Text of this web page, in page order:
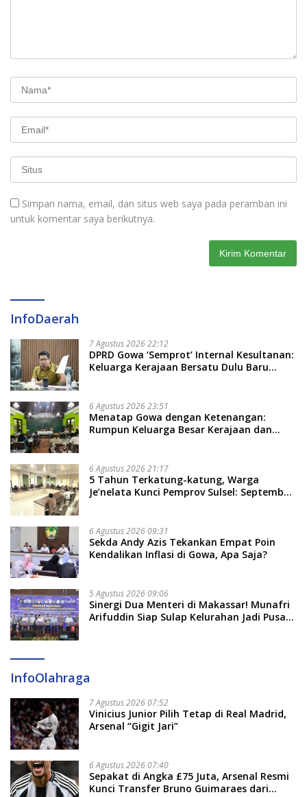
Simpan nama, email, dan situs web saya pada peramban ini
untuk komentar saya berikutnya.
InfoDaerah
7 Agustus 2026 22:12
DPRD Gowa ‘Semprot’ Internal Kesultanan:
Keluarga Kerajaan Bersatu Dulu Baru
6 Agustus 2026 23:51
Menatap Gowa dengan Ketenangan:
Rumpun Keluarga Besar Kerajaan dan
Soal Adat dan Adab
6 Agustus 2026 21:17
5 Tahun Terkatung-katung, Warga
Je’nelata Kunci Pemprov Sulsel: September
6 Agustus 2026 09:31
Sekda Andy Azis Tekankan Empat Poin
Kendalikan Inflasi di Gowa, Apa Saja?
5 Agustus 2026 09:06
Sinergi Dua Menteri di Makassar! Munafri
Arifuddin Siap Sulap Kelurahan Jadi Pusat
InfoOlahraga
7 Agustus 2026 07:52
Vinicius Junior Pilih Tetap di Real Madrid,
Arsenal “Gigit Jari”
6 Agustus 2026 07:40
Sepakat di Angka £75 Juta, Arsenal Resmi
Kunci Transfer Bruno Guimaraes dari